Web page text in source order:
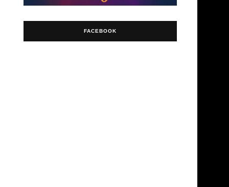
FACEBOOK